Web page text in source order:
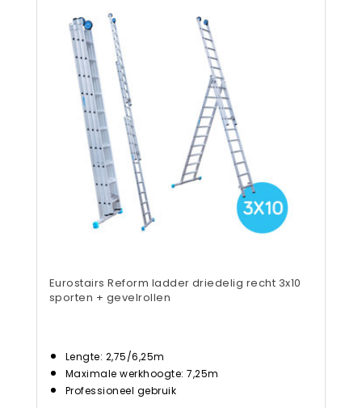
Eurostairs Reform ladder driedelig recht 3x10
sporten + gevelrollen
Lengte: 2,75/6,25m
Maximale werkhoogte: 7,25m
Professioneel gebruik